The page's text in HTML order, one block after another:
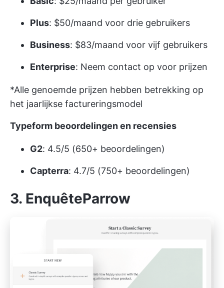
Plus: $50/maand voor drie gebruikers
Business: $83/maand voor vijf gebruikers
Enterprise: Neem contact op voor prijzen
*Alle genoemde prijzen hebben betrekking op
het jaarlijkse factureringsmodel
Typeform beoordelingen en recensies
G2: 4.5/5 (650+ beoordelingen)
Capterra: 4.7/5 (750+ beoordelingen)
3. EnquêteParrow